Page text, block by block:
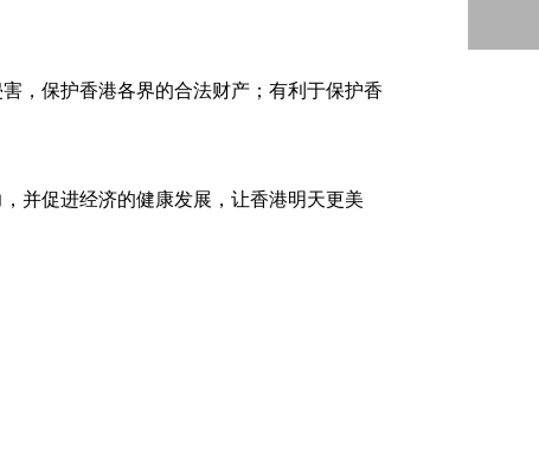
，保护香港各界的合法财产；有利于保护香
并促进经济的健康发展，让香港明天更美